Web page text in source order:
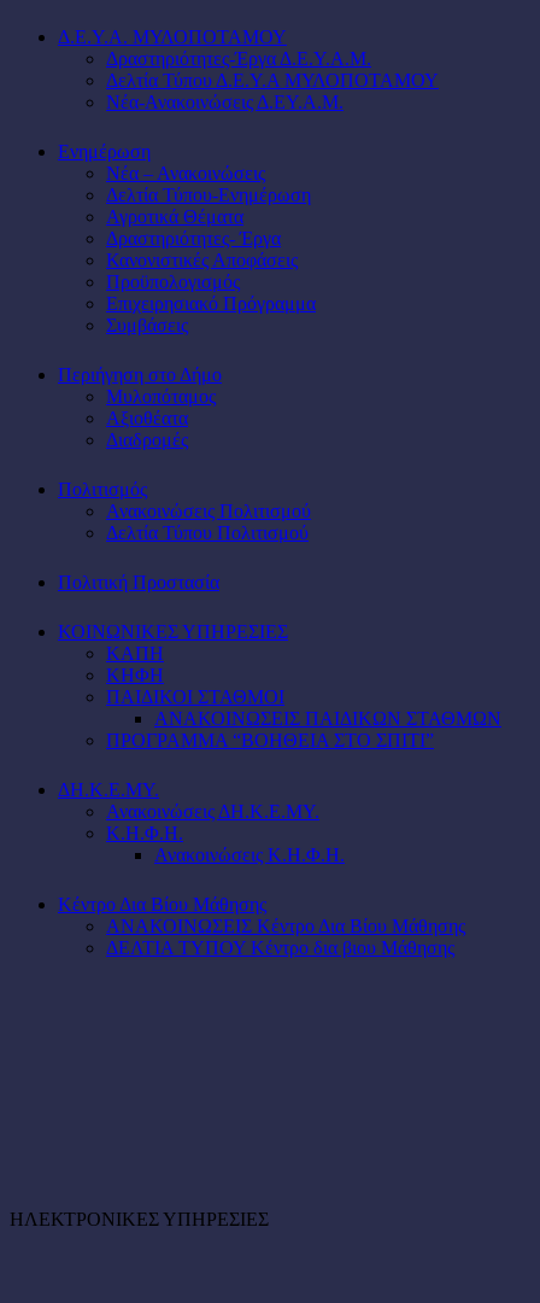
Δ.Ε.Υ.Α. ΜΥΛΟΠΟΤΑΜΟΥ
Δραστηριότητες-Έργα Δ.Ε.Υ.Α.Μ.
Δελτία Τύπου Δ.Ε.Υ.Α ΜΥΛΟΠΟΤΑΜΟΥ
Νέα-Ανακοινώσεις Δ.ΕΥ.Α.Μ.
Ενημέρωση
Νέα – Ανακοινώσεις
Δελτία Τύπου-Ενημέρωση
Αγροτικά Θέματα
Δραστηριότητες- Έργα
Κανονιστικές Αποφάσεις
Προϋπολογισμός
Επιχειρησιακό Πρόγραμμα
Συμβάσεις
Περιήγηση στο Δήμο
Μυλοπόταμος
Αξιοθέατα
Διαδρομές
Πολιτισμός
Ανακοινώσεις Πολιτισμού
Δελτία Τύπου Πολιτισμού
Πολιτική Προστασία
ΚΟΙΝΩΝΙΚΕΣ ΥΠΗΡΕΣΙΕΣ
ΚΑΠΗ
ΚΗΦΗ
ΠΑΙΔΙΚΟΙ ΣΤΑΘΜΟΙ
ΑΝΑΚΟΙΝΩΣΕΙΣ ΠΑΙΔΙΚΩΝ ΣΤΑΘΜΩΝ
ΠΡΟΓΡΑΜΜΑ “ΒΟΗΘΕΙΑ ΣΤΟ ΣΠΙΤΙ”
ΔΗ.Κ.Ε.ΜΥ.
Ανακοινώσεις ΔΗ.Κ.Ε.ΜΥ.
Κ.Η.Φ.Η.
Ανακοινώσεις Κ.Η.Φ.Η.
Κέντρο Δια Βίου Μάθησης
ΑΝΑΚΟΙΝΩΣΕΙΣ Κέντρο Δια Βίου Μάθησης
ΔΕΛΤΙΑ ΤΥΠΟΥ Κέντρο δια βιου Μάθησης
ΗΛΕΚΤΡΟΝΙΚΕΣ ΥΠΗΡΕΣΙΕΣ